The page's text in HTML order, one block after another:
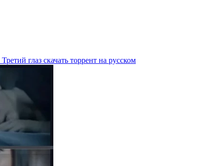
глаз скачать торрент на русском